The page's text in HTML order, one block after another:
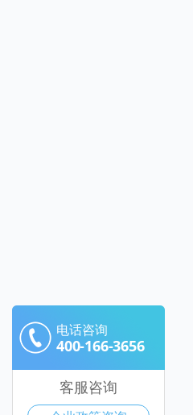
电话咨询
400-166-3656
客服咨询